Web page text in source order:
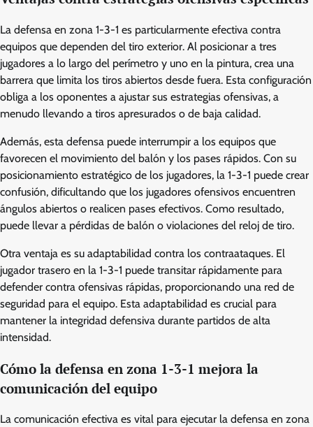
La defensa en zona 1-3-1 es particularmente efectiva contra
equipos que dependen del tiro exterior. Al posicionar a tres
jugadores a lo largo del perímetro y uno en la pintura, crea una
barrera que limita los tiros abiertos desde fuera. Esta configuración
obliga a los oponentes a ajustar sus estrategias ofensivas, a
menudo llevando a tiros apresurados o de baja calidad.
Además, esta defensa puede interrumpir a los equipos que
favorecen el movimiento del balón y los pases rápidos. Con su
posicionamiento estratégico de los jugadores, la 1-3-1 puede crear
confusión, dificultando que los jugadores ofensivos encuentren
ángulos abiertos o realicen pases efectivos. Como resultado,
puede llevar a pérdidas de balón o violaciones del reloj de tiro.
Otra ventaja es su adaptabilidad contra los contraataques. El
jugador trasero en la 1-3-1 puede transitar rápidamente para
defender contra ofensivas rápidas, proporcionando una red de
seguridad para el equipo. Esta adaptabilidad es crucial para
mantener la integridad defensiva durante partidos de alta
intensidad.
Cómo la defensa en zona 1-3-1 mejora la
comunicación del equipo
La comunicación efectiva es vital para ejecutar la defensa en zona